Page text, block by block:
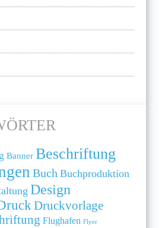
Banner Beschriftung
Buch Buchproduktion
Design
Druckvorlage
Flughafen Flyer